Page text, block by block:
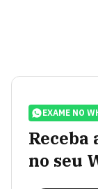
EXAME NO
Receba
no seu